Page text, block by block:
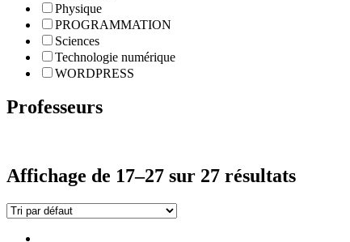
Physique
PROGRAMMATION
Sciences
Technologie numérique
WORDPRESS
Professeurs
Affichage de 17–27 sur 27 résultats